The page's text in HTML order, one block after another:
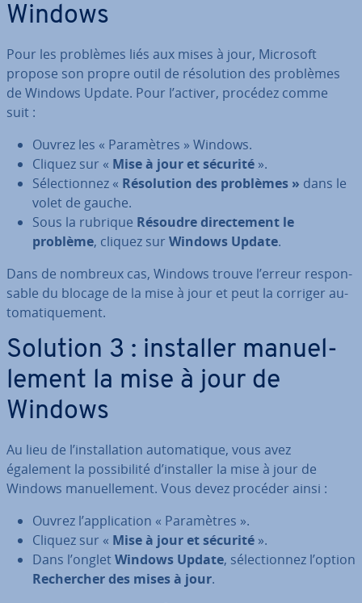
Windows
Pour les problèmes liés aux mises à jour, Microsoft
propose son propre outil de ré­so­lu­tion des problèmes
de Windows Update. Pour l’activer, procédez comme
suit :
Ouvrez les « Pa­ra­mètres » Windows.
Cliquez sur « Mise à jour et sécurité ».
Sé­lec­tion­nez « Ré­so­lu­tion des problèmes » dans le
volet de gauche.
Sous la rubrique Résoudre di­rec­te­ment le
problème, cliquez sur Windows Update.
Dans de nombreux cas, Windows trouve l’erreur res­pon­
sable du blocage de la mise à jour et peut la corriger au­
to­ma­ti­que­ment.
Solution 3 : installer ma­nuel­
le­ment la mise à jour de
Windows
Au lieu de l’ins­tal­la­tion au­to­ma­tique, vous avez
également la pos­si­bi­lité d’installer la mise à jour de
Windows ma­nuel­le­ment. Vous devez procéder ainsi :
Ouvrez l’ap­pli­ca­tion « Pa­ra­mètres ».
Cliquez sur « Mise à jour et sécurité ».
Dans l’ongletWindows Update, sé­lec­tion­nez l’option
Re­cher­cher des mises à jour.